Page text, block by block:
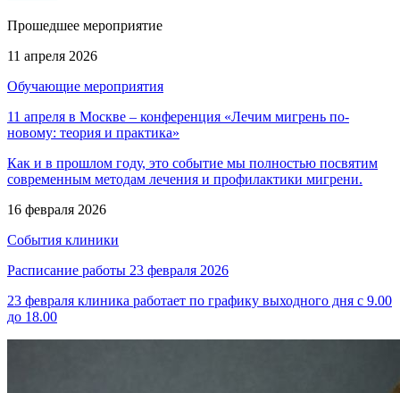
Прошедшее мероприятие
11 апреля 2026
Обучающие мероприятия
11 апреля в Москве – конференция «Лечим мигрень по-
новому: теория и практика»
Как и в прошлом году, это событие мы полностью посвятим
современным методам лечения и профилактики мигрени.
16 февраля 2026
События клиники
Расписание работы 23 февраля 2026
23 февраля клиника работает по графику выходного дня с 9.00
до 18.00